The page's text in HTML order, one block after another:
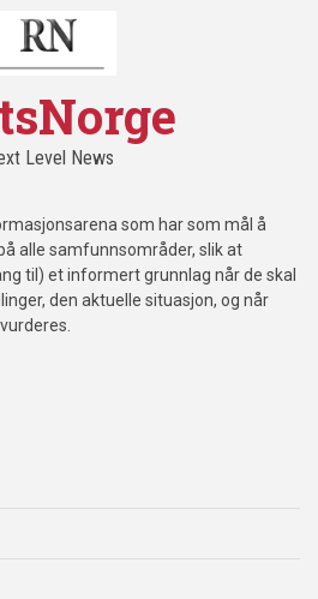
Level News
som har som mål å
alle samfunnsområder, slik at
til) et informert grunnlag når de skal
den aktuelle situasjon, og når